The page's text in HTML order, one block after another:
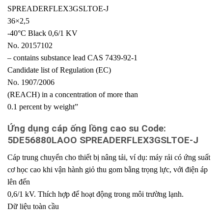
SPREADERFLEX3GSLTOE-J
36×2,5
-40°C Black 0,6/1 KV
No. 20157102
– contains substance lead CAS 7439-92-1
Candidate list of Regulation (EC)
No. 1907/2006
(REACH) in a concentration of more than
0.1 percent by weight”
Ứng dụng cáp ống lồng cao su Code:
5DE56880LAOO SPREADERFLEX3GSLTOE-J
Cáp trung chuyển cho thiết bị nâng tải, ví dụ: máy rải có ứng suất
cơ học cao khi vận hành giỏ thu gom bằng trọng lực, với điện áp
lên đến
0,6/1 kV. Thích hợp để hoạt động trong môi trường lạnh.
Dữ liệu toàn cầu